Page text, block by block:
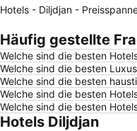
Hotels - Diljdjan -
Häufig gestellte
Welche sind die besten
Welche sind die besten
Welche sind die besten
Welche sind die besten
Welche sind die besten
Hotels Diljdjan